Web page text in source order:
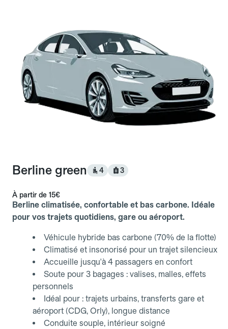
Berline green 4 3
À partir de 15€
Berline climatisée, confortable et bas carbone. Idéale
pour vos trajets quotidiens, gare ou aéroport.
Véhicule hybride bas carbone (70% de la flotte)
Climatisé et insonorisé pour un trajet silencieux
Accueille jusqu'à 4 passagers en confort
Soute pour 3 bagages : valises, malles, effets
personnels
Idéal pour : trajets urbains, transferts gare et
aéroport (CDG, Orly), longue distance
Conduite souple, intérieur soigné